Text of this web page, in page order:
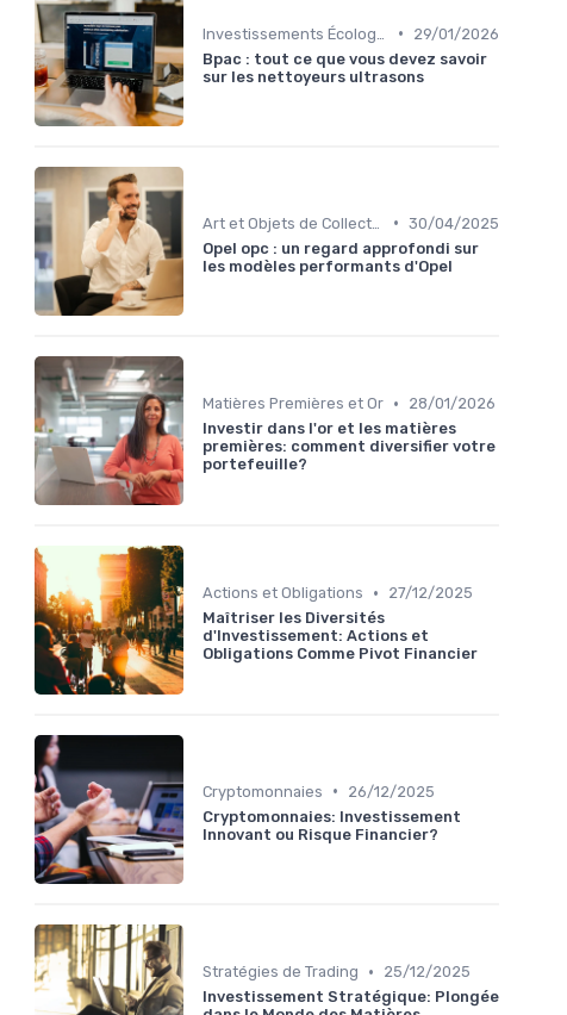
•
29/01/2026
Bpac : tout ce que vous devez savoir
sur les nettoyeurs ultrasons
• 30/04/2025
Opel opc : un regard approfondi sur
les modèles performants d'Opel
Matières Premières et Or •
28/01/2026
Investir dans l'or et les matières
premières: comment diversifier votre
portefeuille?
Actions et Obligations •
27/12/2025
Maîtriser les Diversités
d'Investissement: Actions et
Obligations Comme Pivot Financier
Cryptomonnaies •
26/12/2025
Cryptomonnaies: Investissement
Innovant ou Risque Financier?
Stratégies de Trading •
25/12/2025
Investissement Stratégique: Plongée